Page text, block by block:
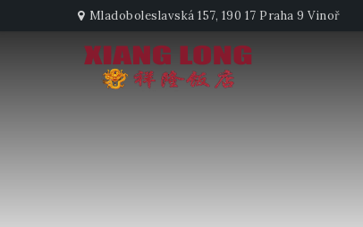
Mladoboleslavská 157, 190 17 Praha 9 Vinoř